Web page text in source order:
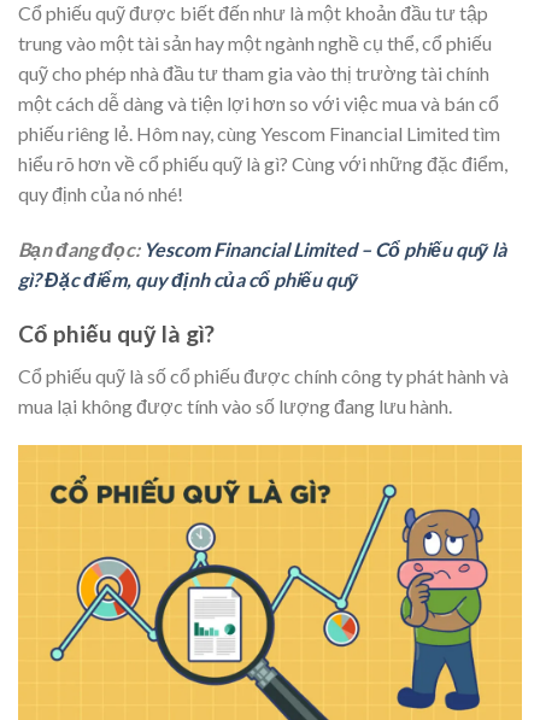
Cổ phiếu quỹ được biết đến như là một khoản đầu tư tập
trung vào một tài sản hay một ngành nghề cụ thể, cổ phiếu
quỹ cho phép nhà đầu tư tham gia vào thị trường tài chính
một cách dễ dàng và tiện lợi hơn so với việc mua và bán cổ
phiếu riêng lẻ. Hôm nay, cùng Yescom Financial Limited tìm
hiểu rõ hơn về cổ phiếu quỹ là gì? Cùng với những đặc điểm,
quy định của nó nhé!
Bạn đang đọc: Yescom Financial Limited – Cổ phiếu quỹ là
gì? Đặc điểm, quy định của cổ phiếu quỹ
Cổ phiếu quỹ là gì?
Cổ phiếu quỹ là số cổ phiếu được chính công ty phát hành và
mua lại không được tính vào số lượng đang lưu hành.